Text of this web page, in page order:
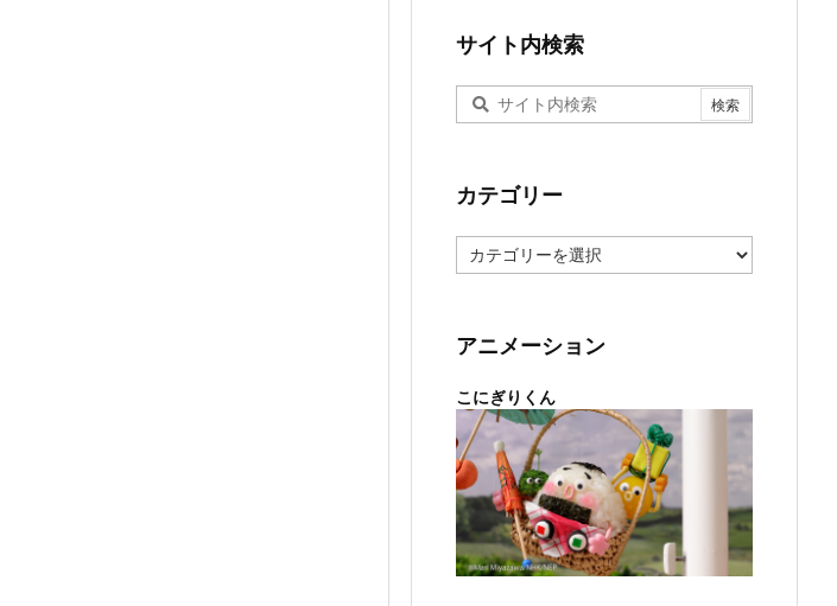
サイト内検索
カテゴリー
テ
ー
アニメーション
こにぎりくん